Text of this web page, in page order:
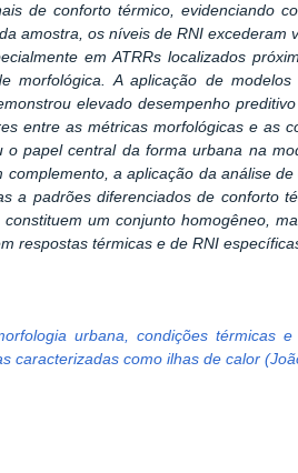
de conforto térmico, evidenciando
amostra, os níveis de RNI
em ATRRs localizados
morfológica. A aplicação de
elevado desempenho
entre as métricas morfológicas e as
o papel central da forma urbana na
complemento, a aplicação da análise
a padrões diferenciados de conforto
constituem um conjunto homogêneo,
respostas térmicas e de RNI
urbana, condições térmicas
caracterizadas como ilhas de calor